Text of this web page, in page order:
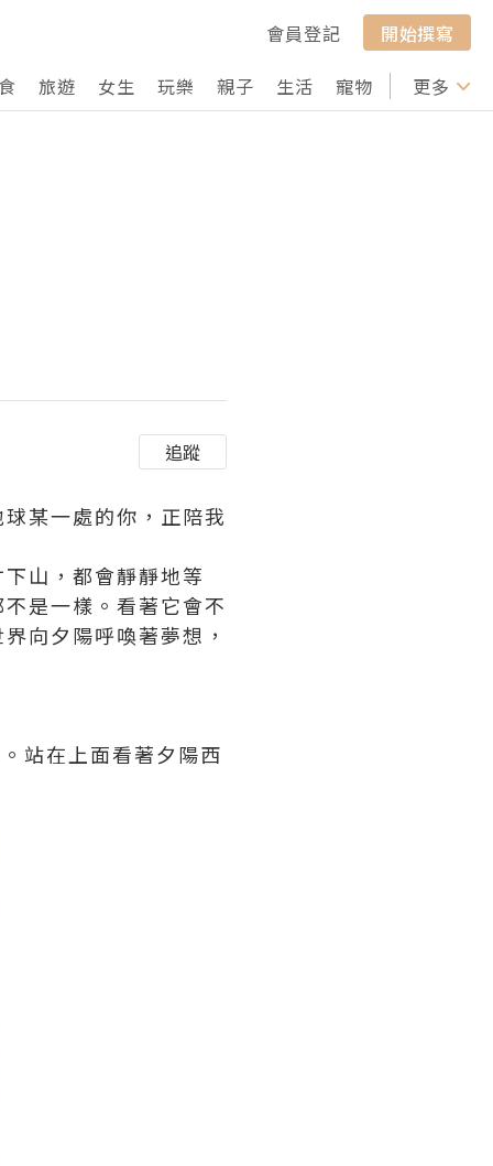
會員登記
開始撰寫
旅遊 女生 玩樂 親子 生活 寵物 行山 打卡
更多
追蹤
某一處的你，正陪我
山，都會靜靜地等
是一樣。看著它會不
向夕陽呼喚著夢想，
站在上面看著夕陽西